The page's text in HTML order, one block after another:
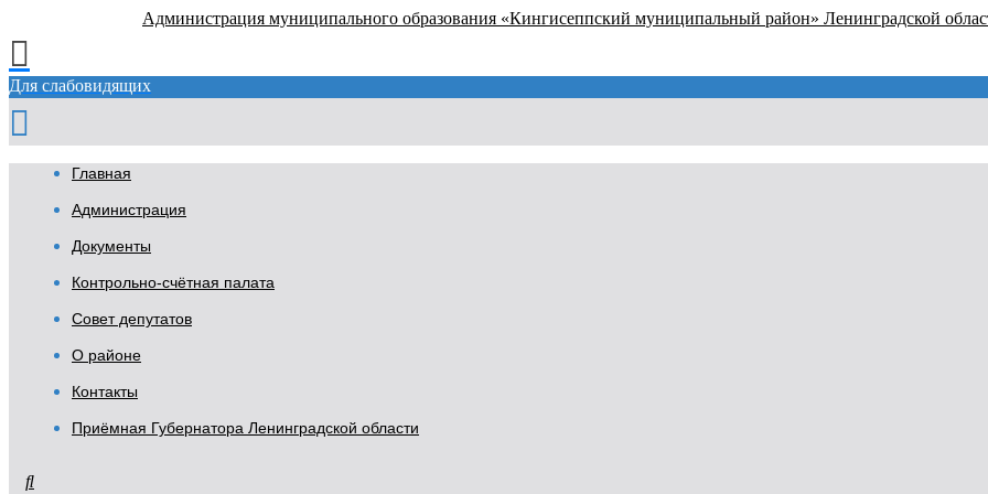
Администрация муниципального образования «Кингисеппский муниципальный район» Ленинградской
Для слабовидящих
Главная
Администрация
Документы
Контрольно-счётная палата
Совет депутатов
О районе
Контакты
Приёмная Губернатора Ленинградской области